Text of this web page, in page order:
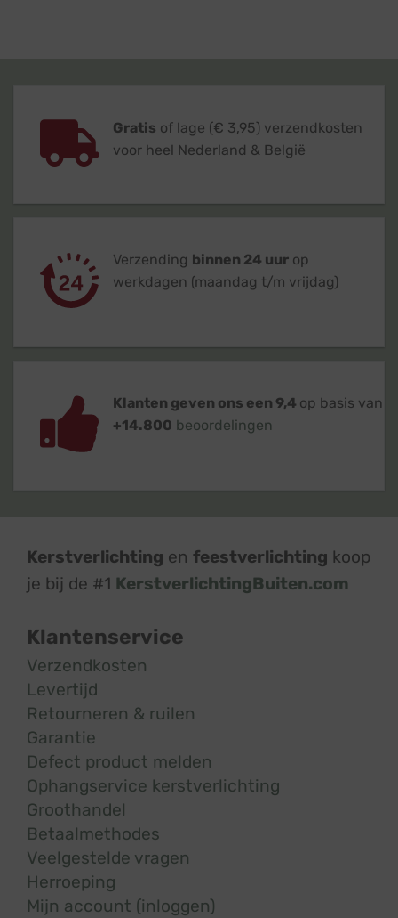
Gratis of lage (€ 3,95) verzendkosten
voor heel Nederland & België
Verzending binnen 24 uur op
werkdagen (maandag t/m vrijdag)
Klanten geven ons een 9,4 op basis van
+14.800 beoordelingen
Kerstverlichting en feestverlichting koop
je bij de #1 KerstverlichtingBuiten.com
Klantenservice
Verzendkosten
Levertijd
Retourneren & ruilen
Garantie
Defect product melden
Ophangservice kerstverlichting
Groothandel
Betaalmethodes
Veelgestelde vragen
Herroeping
Mijn account (inloggen)